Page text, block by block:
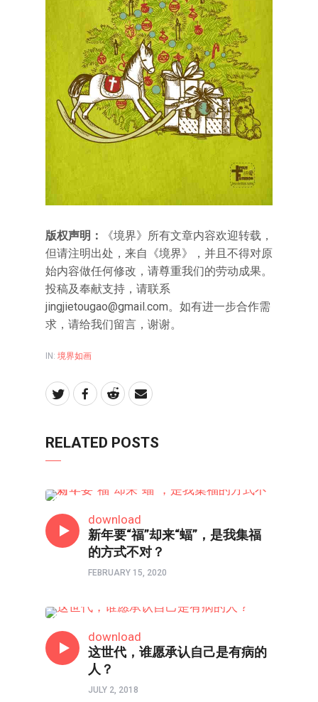
版权声明：
《境界》所有文章内容欢迎转载，
但请注明出处，来自《境界》，并且不得对原
始内容做任何修改，请尊重我们的劳动成果。
投稿及奉献支持，请联系
jingjietougao@gmail.com。如有进一步合作需
求，请给我们留言，谢谢。
IN: 境界如画
RELATED POSTS
download
新年要“福”却来“蝠”，是我集福
的方式不对？
FEBRUARY 15, 2020
download
这世代，谁愿承认自己是有病的
人？
JULY 2, 2018